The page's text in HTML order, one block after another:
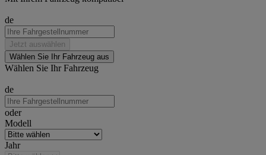
de
Jetzt auswählen
Wählen Sie Ihr Fahrzeug aus
Wählen Sie Ihr Fahrzeug
de
oder
Modell
Jahr